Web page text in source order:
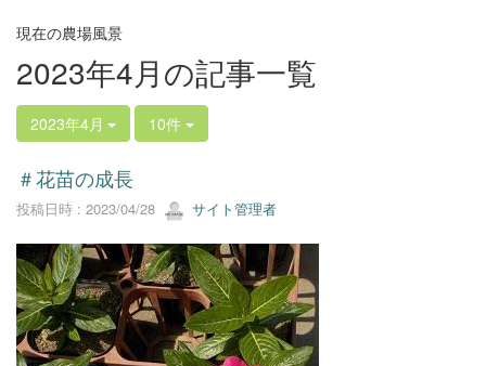
現在の農場風景
2023年4月の記事一覧
2023年4月 10件
＃花苗の成長
投稿日時 : 2023/04/28 サイト管理者